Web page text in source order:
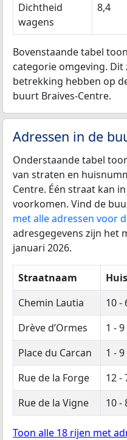
Dichtheid
wagens
8,4
Bovenstaande tabel
categorie omgeving.
betrekking hebben op
buurt Braives-Centre.
Adressen in de
Onderstaande tabel
van straten en
Centre. Één straat kan
voorkomen. Vind de
met alle adressen voor
adresgegevens zijn het
januari 2026.
Straatnaam
Chemin Lautia
10 -
Drève d’Ormes
1 - 9
Place du Carcan
1 - 9
Rue de la Forge
12 -
Rue de la Vigne
10 -
Toon alle 18 rijen met